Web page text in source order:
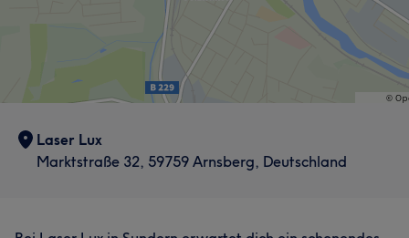
Laser Lux
Marktstraße 32, 59759 Arnsberg, Deutschland